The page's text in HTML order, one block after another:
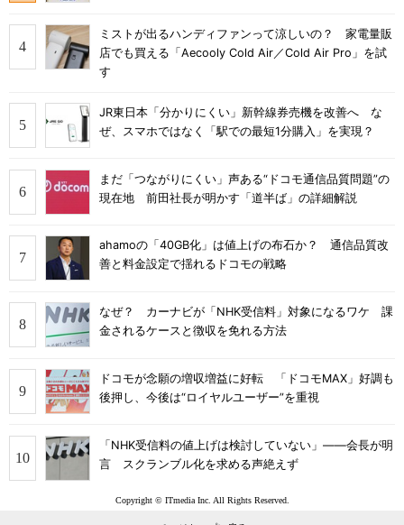
ミストが出るハンディファンって涼しいの？ 家電量販
店でも買える「Aecooly Cold Air／Cold Air Pro」を試
す
JR東日本「分かりにくい」新幹線券売機を改善へ な
ぜ、スマホではなく「駅での最短1分購入」を実現？
まだ「つながりにくい」声ある“ドコモ通信品質問題”の
現在地 前田社長が明かす「道半ば」の詳細解説
ahamoの「40GB化」は値上げの布石か？ 通信品質改
善と料金設定で揺れるドコモの戦略
なぜ？ カーナビが「NHK受信料」対象になるワケ 課
金されるケースと徴収を免れる方法
ドコモが念願の増収増益に好転 「ドコモMAX」好調も
後押し、今後は“ロイヤルユーザー”を重視
「NHK受信料の値上げは検討していない」――会長が明
言 スクランブル化を求める声絶えず
Copyright © ITmedia Inc. All Rights Reserved.